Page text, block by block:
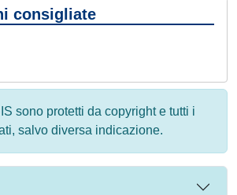
consigliate
sono protetti da copyright e tutti i
salvo diversa indicazione.